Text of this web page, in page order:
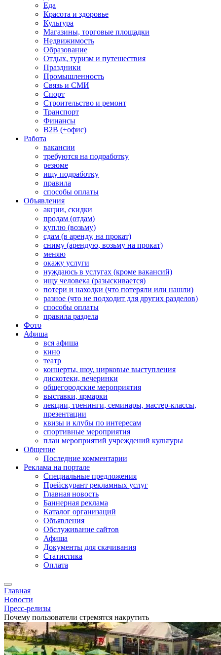
Еда
Красота и здоровье
Культура
Магазины, торговые площадки
Недвижимость
Образование
Отдых, туризм и путешествия
Праздники
Промышленность
Связь и СМИ
Спорт
Строительство и ремонт
Транспорт
Финансы
B2B (+офис)
Работа
вакансии
требуются на подработку
резюме
ищу подработку
правила
способы оплаты
Объявления
акции, скидки
продам (отдам)
куплю (возьму)
сдам (в аренду, на прокат)
сниму (арендую, возьму на прокат)
меняю
окажу услуги
нуждаюсь в услугах (кроме вакансий)
ищу человека (разыскивается)
потери и находки (что потеряли или нашли)
разное (что не подходит для других разделов)
способы оплаты
правила раздела
Фото
Афиша
вся афиша
кино
театр
концерты, шоу, цирковые выступления
дискотеки, вечеринки
общегородские мероприятия
выставки, ярмарки
лекции, тренинги, семинары, мастер-классы,
презентации
квизы и клубы по интересам
спортивные мероприятия
план мероприятий учреждений культуры
Общение
Последние комментарии
Реклама на портале
Специальные предложения
Прейскурант рекламных услуг
Главная новость
Баннерная реклама
Каталог организаций
Объявления
Обслуживание сайтов
Афиша
Документы для скачивания
Статистика
Оплата
Главная
Новости
Пресс-релизы
Почему пользователи стремятся накрутить